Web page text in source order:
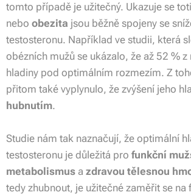
tomto případě je užitečný. Ukazuje se
nebo obezita jsou běžně spojeny se
testosteronu. Například ve studii, která
obézních mužů se ukázalo, že až 52 %
hladiny pod optimálním rozmezím. Z
přitom také vyplynulo, že zvýšení jeho
hubnutím.
Studie nám tak naznačují, že optimální
testosteronu je důležitá pro funkční
metabolismus a zdravou tělesnou
tedy zhubnout, je užitečné zaměřit se na